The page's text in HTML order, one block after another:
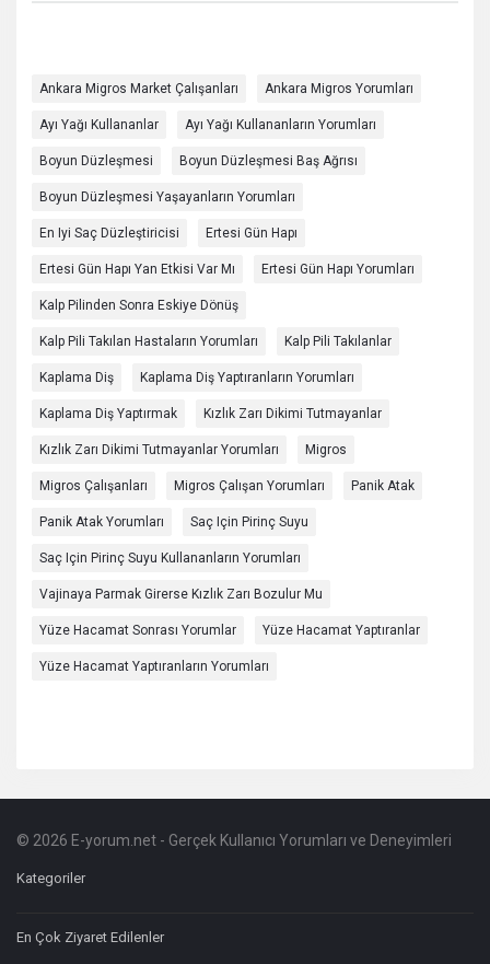
Ankara Migros Market Çalışanları Ankara Migros Yorumları
Ayı Yağı Kullananlar Ayı Yağı Kullananların Yorumları
Boyun Düzleşmesi Boyun Düzleşmesi Baş Ağrısı
Boyun Düzleşmesi Yaşayanların Yorumları
En Iyi Saç Düzleştiricisi Ertesi Gün Hapı
Ertesi Gün Hapı Yan Etkisi Var Mı Ertesi Gün Hapı Yorumları
Kalp Pilinden Sonra Eskiye Dönüş
Kalp Pili Takılan Hastaların Yorumları Kalp Pili Takılanlar
Kaplama Diş Kaplama Diş Yaptıranların Yorumları
Kaplama Diş Yaptırmak Kızlık Zarı Dikimi Tutmayanlar
Kızlık Zarı Dikimi Tutmayanlar Yorumları Migros
Migros Çalışanları Migros Çalışan Yorumları Panik Atak
Panik Atak Yorumları Saç Için Pirinç Suyu
Saç Için Pirinç Suyu Kullananların Yorumları
Vajinaya Parmak Girerse Kızlık Zarı Bozulur Mu
Yüze Hacamat Sonrası Yorumlar Yüze Hacamat Yaptıranlar
Yüze Hacamat Yaptıranların Yorumları
Footer
Hakkında
© 2026 E-yorum.net - Gerçek Kullanıcı Yorumları ve Deneyimleri
Kategoriler
En Çok Ziyaret Edilenler